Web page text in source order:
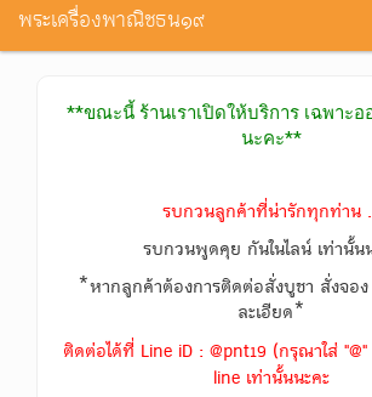
พระเครื่องพาณิชธน๑๙
**ขณะนี้ ร้านเราเปิดให้บริการ เฉพาะ
นะคะ**
รบกวนลูกค้าที่น่ารักทุกท่าน
รบกวนพูดคุย กันในไลน์ เท่านั้น
*หากลูกค้าต้องการติดต่อสั่งบูชา สั่งจอ
ละเอียด*
ติดต่อได้ที่ Line iD : @pnt19 (กรุณาใส่
line เท่านั้นนะคะ